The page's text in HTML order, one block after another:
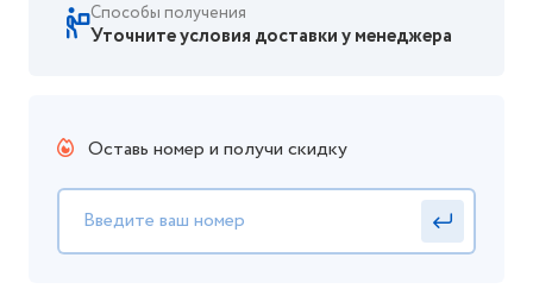
Способы получения
Уточните условия доставки у менеджера
Оставь номер и получи скидку